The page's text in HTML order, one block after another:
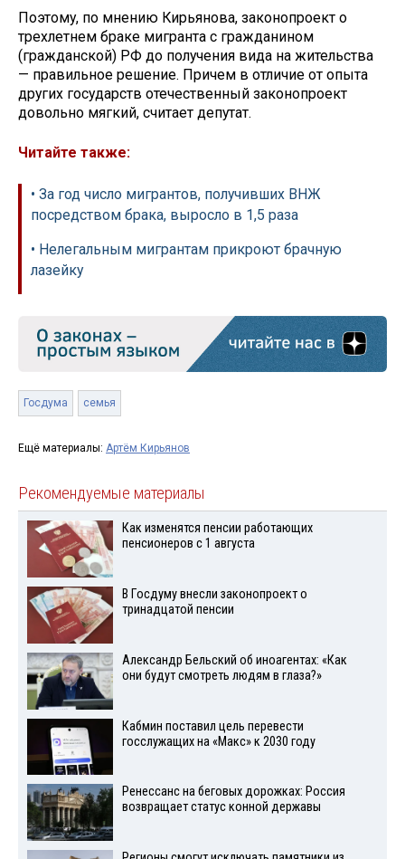
Поэтому, по мнению Кирьянова, законопроект о
трехлетнем браке мигранта с гражданином
(гражданской) РФ до получения вида на жительства
— правильное решение. Причем в отличие от опыта
других государств отечественный законопроект
довольно мягкий, считает депутат.
Читайте также:
• За год число мигрантов, получивших ВНЖ
посредством брака, выросло в 1,5 раза
• Нелегальным мигрантам прикроют брачную
лазейку
Госдума семья
Ещё материалы: Артём Кирьянов
Рекомендуемые материалы
Как изменятся пенсии работающих
пенсионеров с 1 августа
В Госдуму внесли законопроект о
тринадцатой пенсии
Александр Бельский об иноагентах: «Как
они будут смотреть людям в глаза?»
Кабмин поставил цель перевести
госслужащих на «Макс» к 2030 году
Ренессанс на беговых дорожках: Россия
возвращает статус конной державы